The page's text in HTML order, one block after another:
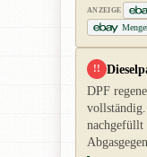
ANZEIGE
!!
DPF
nachgefüllt